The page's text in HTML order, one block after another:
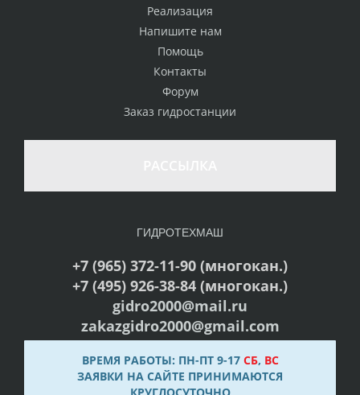
Реализация
Напишите нам
Помощь
Контакты
Форум
Заказ гидростанции
ГИДРОТЕХМАШ
+7 (965) 372-11-90 (многокан.)
+7 (495) 926-38-84 (многокан.)
gidro2000@mail.ru
zakazgidro2000@gmail.com
ВРЕМЯ РАБОТЫ: ПН-ПТ 9-17 СБ, ВС
ЗАЯВКИ НА САЙТЕ ПРИНИМАЮТСЯ